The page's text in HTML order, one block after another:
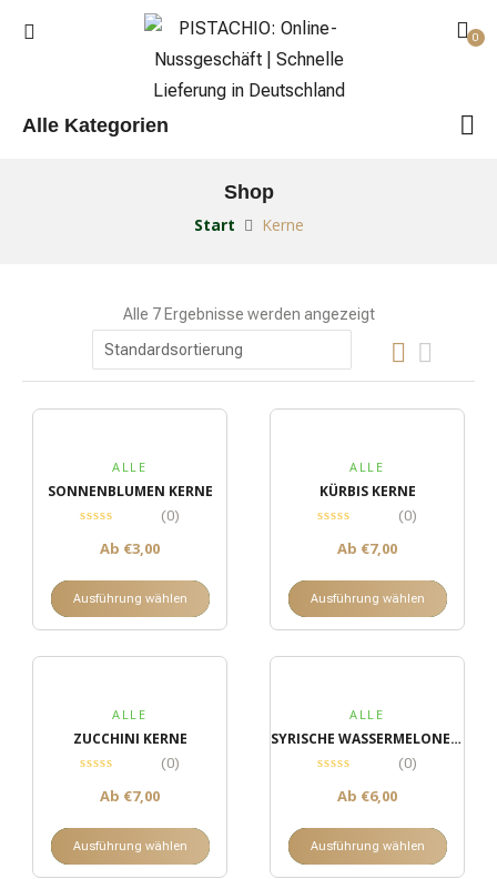
0
Alle Kategorien
Shop
Start Kerne
Alle 7 Ergebnisse werden angezeigt
ALLE
SONNENBLUMEN KERNE
(0)
Ab €3,00
Ausführung wählen
ALLE
KÜRBIS KERNE
(0)
Ab €7,00
Ausführung wählen
ALLE
ZUCCHINI KERNE
(0)
Ab €7,00
Ausführung wählen
ALLE
SYRISCHE WASSERMELONENKERNE
(0)
Ab €6,00
Ausführung wählen